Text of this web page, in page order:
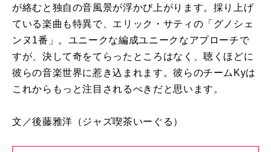
が絡むと独自の音風景が浮かび上がります。採り上げ
ている楽曲も特異で、エリック・サティの「グノシェ
ンヌ1番」。ユニークな編成ユニークなアプローチで
すが、決して奇をてらったところはなく、聴くほどに
彼らの音楽世界に惹き込まれます。彼らのチームKyは
これからもっと注目されるべきだと思います。
文／後藤雅洋 （ジャズ喫茶いーぐる）